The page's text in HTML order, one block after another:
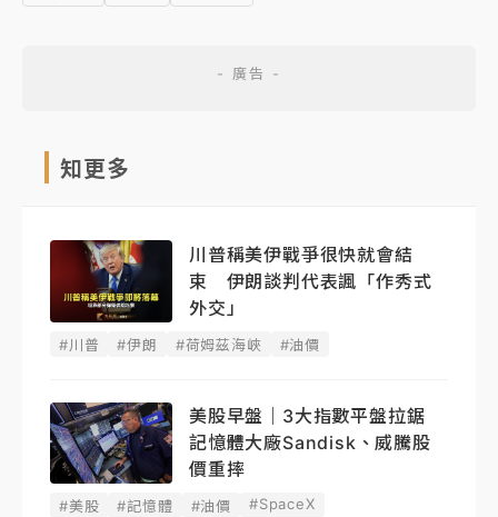
知更多
川普稱美伊戰爭很快就會結
束 伊朗談判代表諷「作秀式
外交」
#川普 #伊朗 #荷姆茲海峽 #油價
美股早盤｜3大指數平盤拉鋸
記憶體大廠Sandisk、威騰股
價重摔
#美股 #記憶體 #油價 #SpaceX